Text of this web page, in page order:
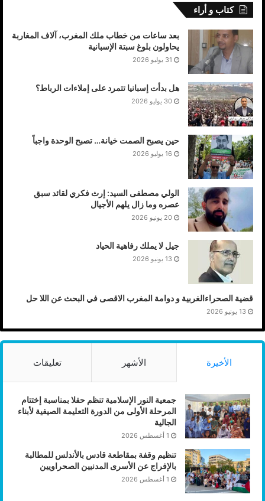
كتاب و أراء
بعد ساعات من خطاب ملك المغرب، آلاف المغاربة
يحاولون بلوغ سبتة الإسبانية
31 يوليو 2026
هل بدأت إسبانيا تتمرد على إملاءات الرباط؟
30 يوليو 2026
حين يصبح الصمت خيانة… تصبح الوحدة واجباً
16 يوليو 2026
الولي مصطفى السيد: إرث فكري لقائد سبق
عصره وما زال يلهم الأجيال
20 يونيو 2026
جيل لا يملك رفاهية الحياد
13 يونيو 2026
قضية الصحراءالغربية و دوامة المغرب الاقصى في البحث عن اللا حل
13 يونيو 2026
الأخيرة الأشهر تعليقات
جمعية النور الإسلامية تنظم حفلا بمناسبة إختتام
المرحلة الأولى من الدورة التعليمة الصيفية لأبناء
الجالية
1 أغسطس 2026
تنظيم وقفة بمقاطعة قادس بالأندلس للمطالبة
بالإفراج عن الأسرى المدنيين الصحراويين
1 أغسطس 2026